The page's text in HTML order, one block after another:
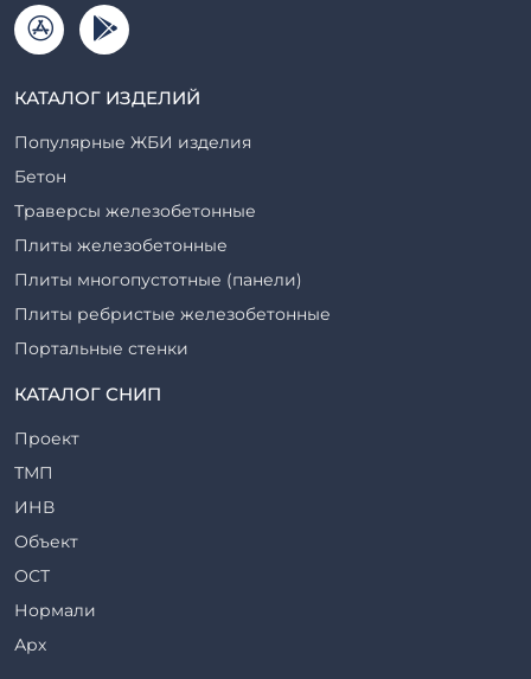
КАТАЛОГ ИЗДЕЛИЙ
Популярные ЖБИ изделия
Бетон
Траверсы железобетонные
Плиты железобетонные
Плиты многопустотные (панели)
Плиты ребристые железобетонные
Портальные стенки
Прогоны железобетонные
Ригели железобетонные
Сваи железобетонные
Стеновые блоки
Стойки железобетонные
Столбы железобетонные
Закладные детали
Трубы железобетонные
КАТАЛОГ СНИП
Проект
ТМП
ИНВ
Объект
ОСТ
Нормали
Арх